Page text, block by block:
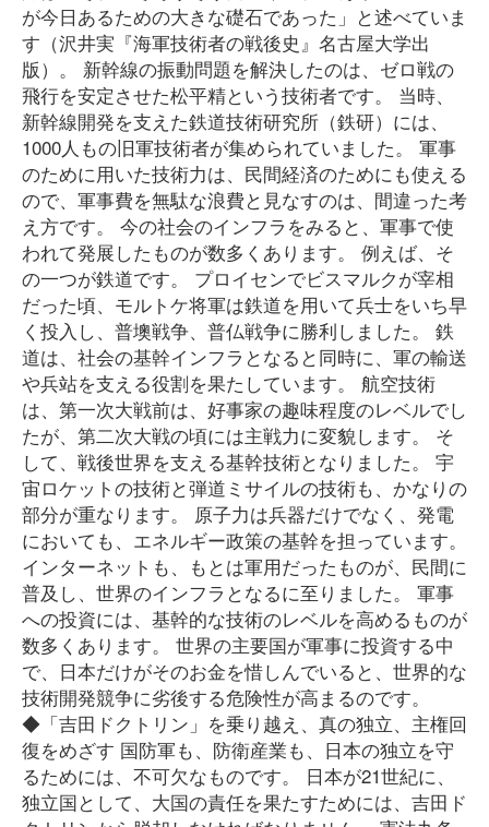
が今日あるための大きな礎石であった」と述べていま
す（沢井実『海軍技術者の戦後史』名古屋大学出
版）。 新幹線の振動問題を解決したのは、ゼロ戦の
飛行を安定させた松平精という技術者です。 当時、
新幹線開発を支えた鉄道技術研究所（鉄研）には、
1000人もの旧軍技術者が集められていました。 軍事
のために用いた技術力は、民間経済のためにも使える
ので、軍事費を無駄な浪費と見なすのは、間違った考
え方です。 今の社会のインフラをみると、軍事で使
われて発展したものが数多くあります。 例えば、そ
の一つが鉄道です。 プロイセンでビスマルクが宰相
だった頃、モルトケ将軍は鉄道を用いて兵士をいち早
く投入し、普墺戦争、普仏戦争に勝利しました。 鉄
道は、社会の基幹インフラとなると同時に、軍の輸送
や兵站を支える役割を果たしています。 航空技術
は、第一次大戦前は、好事家の趣味程度のレベルでし
たが、第二次大戦の頃には主戦力に変貌します。 そ
して、戦後世界を支える基幹技術となりました。 宇
宙ロケットの技術と弾道ミサイルの技術も、かなりの
部分が重なります。 原子力は兵器だけでなく、発電
においても、エネルギー政策の基幹を担っています。
インターネットも、もとは軍用だったものが、民間に
普及し、世界のインフラとなるに至りました。 軍事
への投資には、基幹的な技術のレベルを高めるものが
数多くあります。 世界の主要国が軍事に投資する中
で、日本だけがそのお金を惜しんでいると、世界的な
技術開発競争に劣後する危険性が高まるのです。
◆「吉田ドクトリン」を乗り越え、真の独立、主権回
復をめざす 国防軍も、防衛産業も、日本の独立を守
るためには、不可欠なものです。 日本が21世紀に、
独立国として、大国の責任を果たすためには、吉田ド